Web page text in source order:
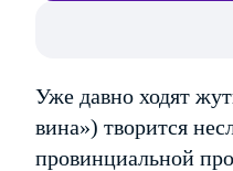
Уже давно ходят
вина») творится
провинциальной